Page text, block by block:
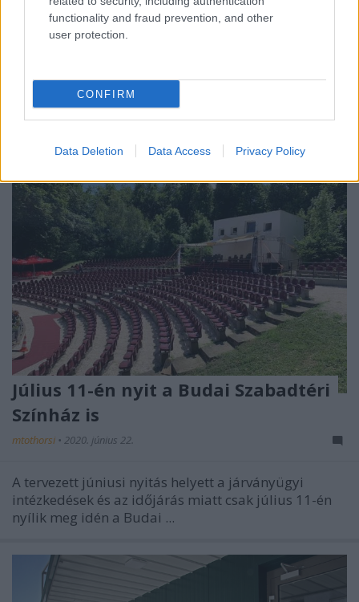
functionality and fraud prevention, and other
user protection.
CONFIRM
Data Deletion Data Access Privacy Policy
2020. június 23.
Csankó Zoltánra (Győri Nemzeti Színház), Földes
Tamásra (Budapesti Operettszínház) és ...
Július 11-én nyit a Budai Szabadtéri
Színház is
mtothorsi • 2020. június 22.
A tervezett júniusi nyitás helyett a járványügyi
intézkedések és az időjárás miatt csak július 11-én
nyílik meg idén a Budai ...